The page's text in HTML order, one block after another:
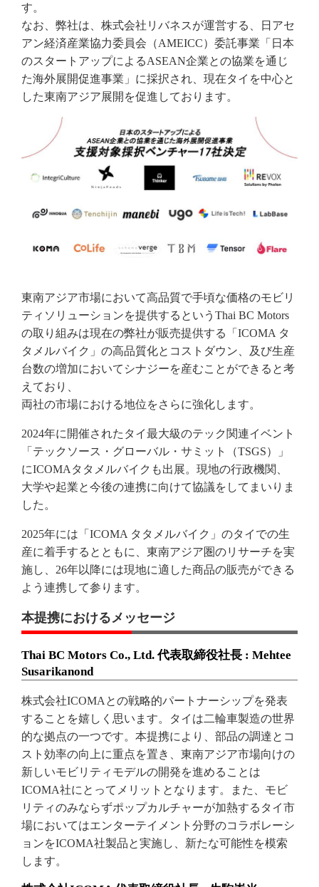
す。
なお、弊社は、株式会社リバネスが運営する、日アセ
アン経済産業協力委員会（AMEICC）委託事業「日本
のスタートアップによるASEAN企業との協業を通じ
た海外展開促進事業」に採択され、現在タイを中心と
した東南アジア展開を促進しております。
東南アジア市場において高品質で手頃な価格のモビリ
ティソリューションを提供するというThai BC Motors
の取り組みは現在の弊社が販売提供する「ICOMA タ
タメルバイク」の高品質化とコストダウン、及び生産
台数の増加においてシナジーを産むことができると考
えており、
両社の市場における地位をさらに強化します。
2024年に開催されたタイ最大級のテック関連イベント
「テックソース・グローバル・サミット（TSGS）」
にICOMAタタメルバイクも出展。現地の行政機関、
大学や起業と今後の連携に向けて協議をしてまいりま
した。
2025年には「ICOMA タタメルバイク」のタイでの生
産に着手するとともに、東南アジア圏のリサーチを実
施し、26年以降には現地に適した商品の販売ができる
よう連携して参ります。
本提携におけるメッセージ
Thai BC Motors Co., Ltd. 代表取締役社長 : Mehtee
Susarikanond
株式会社ICOMAとの戦略的パートナーシップを発表
することを嬉しく思います。タイは二輪車製造の世界
的な拠点の一つです。本提携により、部品の調達とコ
スト効率の向上に重点を置き、東南アジア市場向けの
新しいモビリティモデルの開発を進めることは
ICOMA社にとってメリットとなります。また、モビ
リティのみならずポップカルチャーが加熱するタイ市
場においてはエンターテイメント分野のコラボレーシ
ョンをICOMA社製品と実施し、新たな可能性を模索
します。